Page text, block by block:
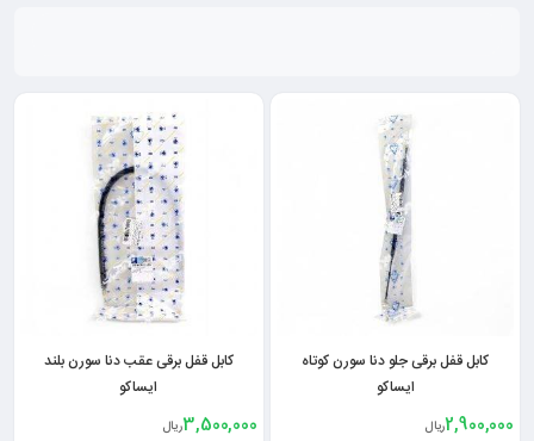
کابل قفل برقی جلو دنا سورن کوتاه
ایساکو
2,900,000ریال
کابل قفل برقی عقب دنا سورن بلند
ایساکو
3,500,000ریال